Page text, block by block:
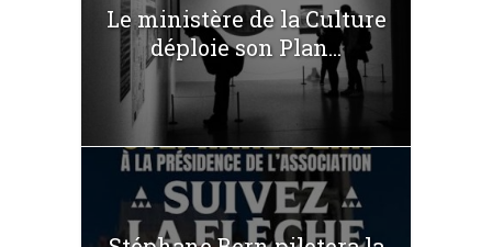
Le ministère de la Culture
déploie son Plan...